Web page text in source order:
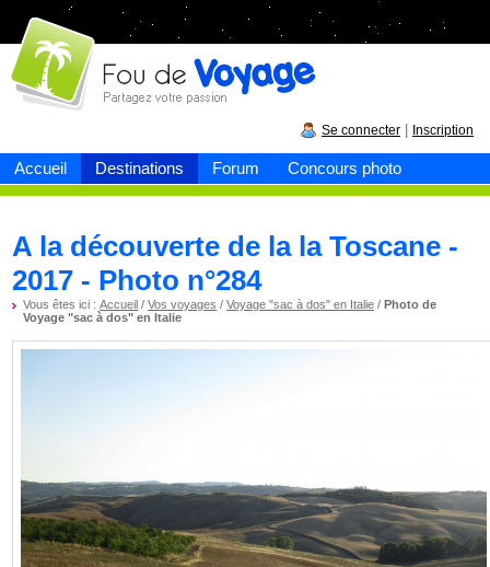
Accueil Destinations Forum Concours photo
Fou devoyage
Se connecter Inscription
A la découverte de la la Toscane -
2017 - Photo n°284
Vous êtes ici :Accueil /Vos voyages /Voyage "sac à dos" en Italie /Photo de
Voyage "sac à dos" en Italie